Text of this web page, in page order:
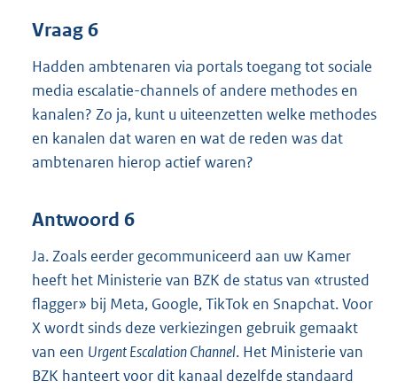
Vraag 6
Hadden ambtenaren via portals toegang tot sociale
media escalatie-channels of andere methodes en
kanalen? Zo ja, kunt u uiteenzetten welke methodes
en kanalen dat waren en wat de reden was dat
ambtenaren hierop actief waren?
Antwoord 6
Ja. Zoals eerder gecommuniceerd aan uw Kamer
heeft het Ministerie van BZK de status van «trusted
flagger» bij Meta, Google, TikTok en Snapchat. Voor
X wordt sinds deze verkiezingen gebruik gemaakt
van een Urgent Escalation Channel. Het Ministerie van
BZK hanteert voor dit kanaal dezelfde standaard